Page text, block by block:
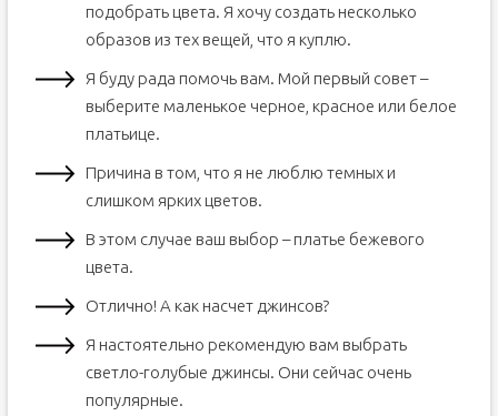
подобрать цвета. Я хочу создать несколько
образов из тех вещей, что я куплю.
Я буду рада помочь вам. Мой первый совет –
выберите маленькое черное, красное или белое
платьице.
Причина в том, что я не люблю темных и
слишком ярких цветов.
В этом случае ваш выбор – платье бежевого
цвета.
Отлично! А как насчет джинсов?
Я настоятельно рекомендую вам выбрать
светло-голубые джинсы. Они сейчас очень
популярные.